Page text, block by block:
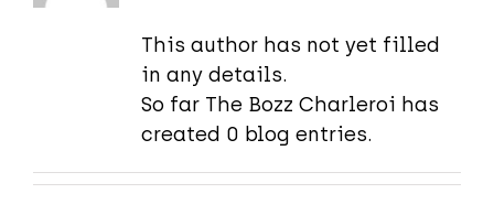
This author has not yet filled
in any details.
So far The Bozz Charleroi has
created 0 blog entries.